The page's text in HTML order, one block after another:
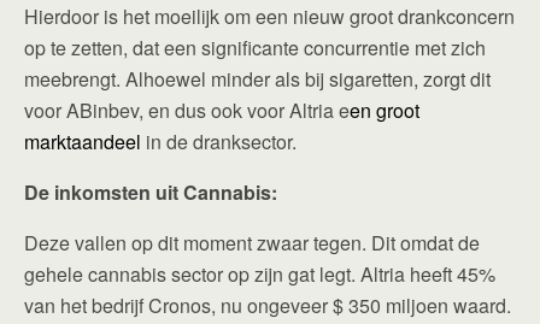
Hierdoor is het moeilijk om een nieuw groot drankconcern
op te zetten, dat een significante concurrentie met zich
meebrengt. Alhoewel minder als bij sigaretten, zorgt dit
voor ABinbev, en dus ook voor Altria een groot
marktaandeel in de dranksector.
De inkomsten uit Cannabis:
Deze vallen op dit moment zwaar tegen. Dit omdat de
gehele cannabis sector op zijn gat legt. Altria heeft 45%
van het bedrijf Cronos, nu ongeveer $ 350 miljoen waard.